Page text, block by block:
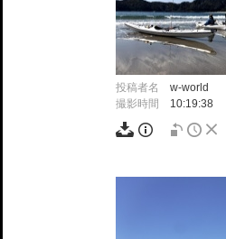
投稿者名
w-world
撮影時間
10:19:38